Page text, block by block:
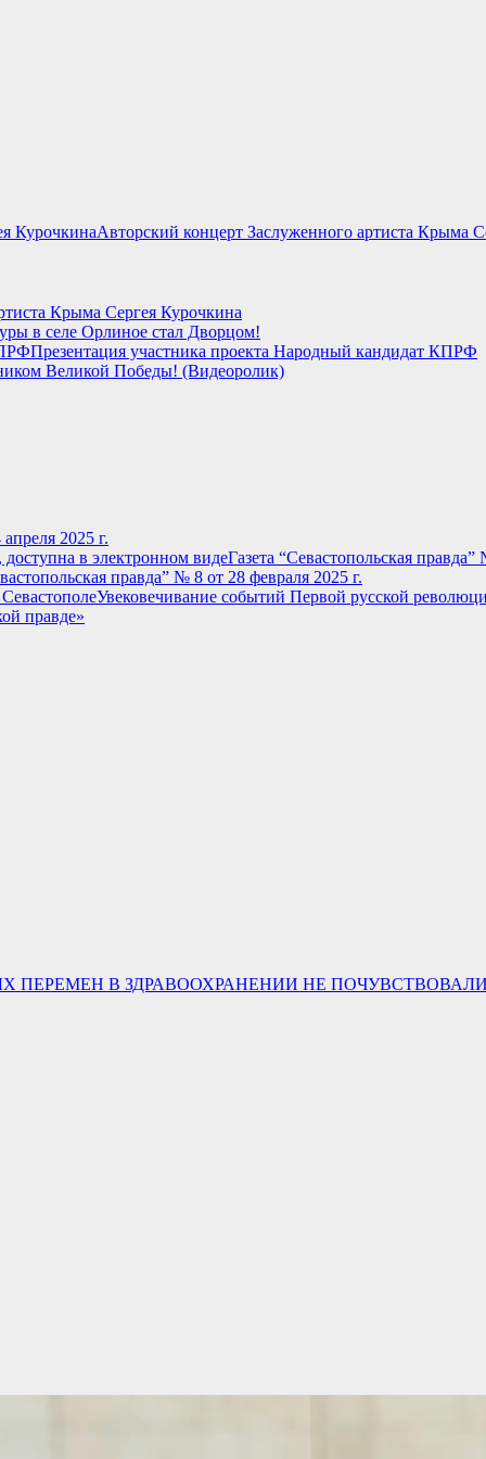
Авторский концерт Заслуженного артиста Крыма
Крыма Сергея Курочкина
в селе Орлиное стал Дворцом!
Презентация участника проекта Народный кандидат КПРФ
Великой Победы! (Видеоролик)
2025 г.
Газета “Севастопольская
правда” № 8 от 28 февраля 2025 г.
Увековечивание событий Первой русской
правде»
ПЕРЕМЕН В ЗДРАВООХРАНЕНИИ НЕ